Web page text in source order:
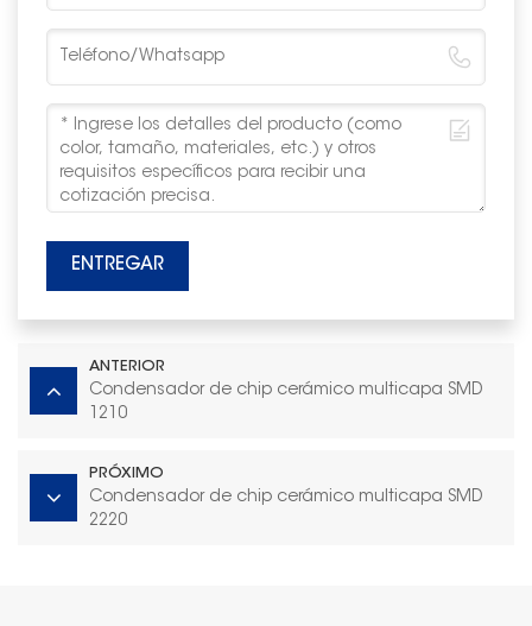
ENTREGAR
ANTERIOR
Condensador de chip cerámico multicapa SMD
1210
PRÓXIMO
Condensador de chip cerámico multicapa SMD
2220